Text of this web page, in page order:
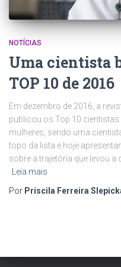
NOTÍCIAS
Uma cientista
TOP 10 de 2016
Em dezembro de 2016, a
publicou os Top 10 cientistas
mulheres, sendo uma
topo da lista e hoje
sobre a trajetória que levou a
Leia mais
Por Priscila Ferreira